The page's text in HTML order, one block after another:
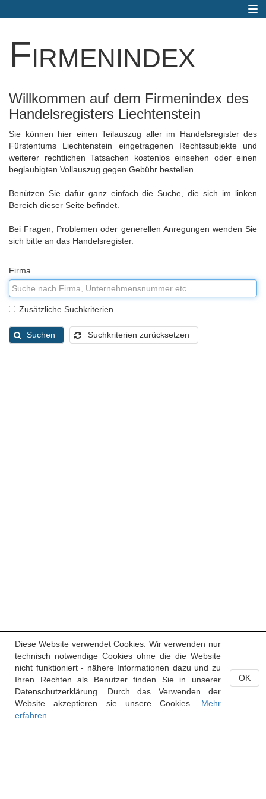
Firmenindex
Willkommen auf dem Firmenindex des
Handelsregisters Liechtenstein
Sie können hier einen Teilauszug aller im Handelsregister des
Fürstentums Liechtenstein eingetragenen Rechtssubjekte und
weiterer rechtlichen Tatsachen kostenlos einsehen oder einen
beglaubigten Vollauszug gegen Gebühr bestellen.
Benützen Sie dafür ganz einfach die Suche, die sich im linken
Bereich dieser Seite befindet.
Bei Fragen, Problemen oder generellen Anregungen wenden Sie
sich bitte an das Handelsregister.
Firma
Zusätzliche Suchkriterien
Suchen Suchkriterien zurücksetzen
Diese Website verwendet Cookies. Wir verwenden nur
technisch notwendige Cookies ohne die die Website
nicht funktioniert - nähere Informationen dazu und zu
Ihren Rechten als Benutzer finden Sie in unserer
Datenschutzerklärung. Durch das Verwenden der
Website akzeptieren sie unsere Cookies. Mehr
erfahren.
OK